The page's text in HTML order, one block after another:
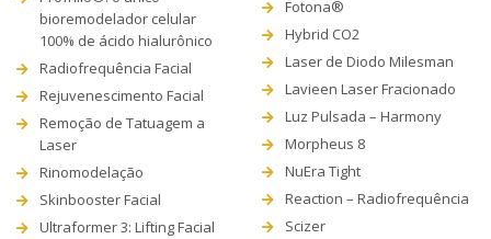
bioremodelador celular
100% de ácido hialurônico
Radiofrequência Facial
Rejuvenescimento Facial
Remoção de Tatuagem a
Laser
Rinomodelação
Skinbooster Facial
Ultraformer 3: Lifting Facial
Fotona®
Hybrid CO2
Laser de Diodo Milesman
Lavieen Laser Fracionado
Luz Pulsada – Harmony
Morpheus 8
NuEra Tight
Reaction – Radiofrequência
Scizer